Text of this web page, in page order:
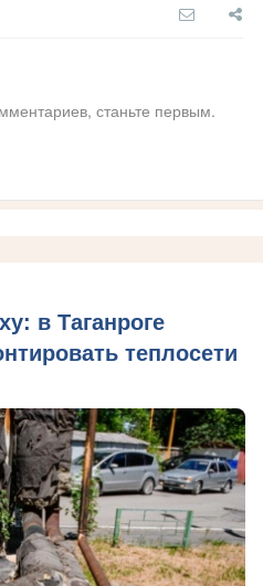
станьте первым.
в Таганроге
теплосети